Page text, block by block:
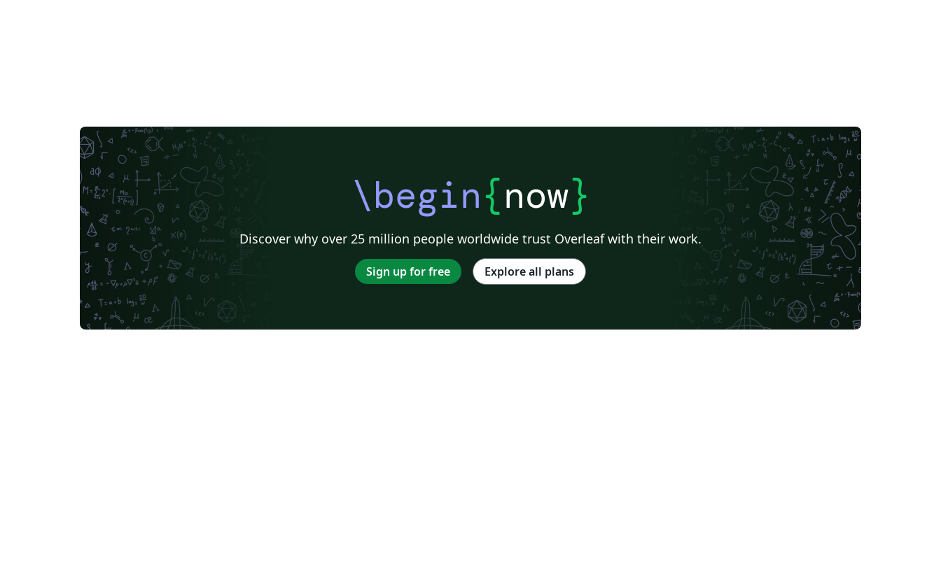
química, geología, prevención). Accesibilidad
PDF/UA-2 (etiquetado activado). Español,
valenciano e inglés. Escuela Politécnica
Superior (UA): https://eps.ua.es Reglamento
TFG/TFM de la EPS:
https://eps.ua.es/es/normativa-
organos/documentos/nuevo-reglamento-tfg-
tfm-eps-2024-def.pdf Código fuente,
documentación y versiones:
https://github.com/jmrplens/TFG-TFM_EPS
DOI:
https://doi.org/10.5281/zenodo.21315904
Licencia MIT (ver el archivo LICENSE incluido
\begin{now}
Discover why over 25 million people worldwide trust Overleaf with their work.
Sign up for free Explore all plans